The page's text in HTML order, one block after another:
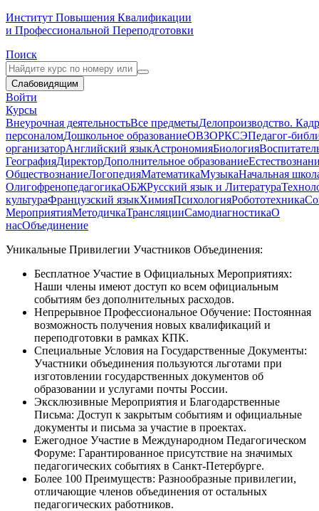
Институт Повышения Квалификации
и Профессиональной Переподготовки
Поиск
Слабовидящим
Войти
Курсы
Внеурочная деятельностьВсе предметыДелопроизводство.
персоналомДошкольное образованиеОВЗОРКСЭПедагог-
организаторАнглийский языкАстрономияБиология
ГеографияДиректорДополнительное образование
ОбществознаниеЛогопедияМатематикаМузыкаНачальная
ОлигофренопедагогикаОБЖРусский язык и Литература
культураФранцузский языкХимияПсихологияРобототехника
МероприятияМетодичкаТрансляцииСамодиагностикаО
насОбъединение
Уникальные Привилегии Участников Объединения:
Бесплатное Участие в Официальных Мероприятиях:
Наши члены имеют доступ ко всем официальным
событиям без дополнительных расходов.
Непрерывное Профессиональное Обучение: Постоянная
возможность получения новых квалификаций и
переподготовки в рамках КПК.
Специальные Условия на Государственные Документы:
Участники объединения пользуются льготами при
изготовлении государственных документов об
образовании и услугами почты России.
Эксклюзивные Мероприятия и Благодарственные
Письма: Доступ к закрытым событиям и официальные
документы и письма за участие в проектах.
Ежегодное Участие в Международном Педагогическом
Форуме: Гарантированное присутствие на значимых
педагогических событиях в Санкт-Петербурге.
Более 100 Преимуществ: Разнообразные привилегии,
отличающие членов объединения от остальных
педагогических работников.